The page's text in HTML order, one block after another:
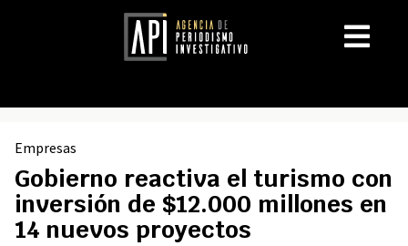
Empresas
Gobierno reactiva el turismo con
inversión de $12.000 millones en
14 nuevos proyectos